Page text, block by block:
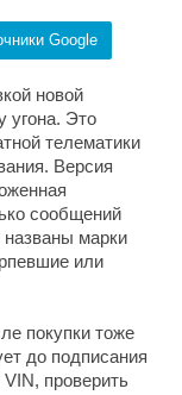
Google
новой
угона. Это
телематики
Версия
сообщений
названы марки
или
покупки тоже
до подписания
VIN, проверить